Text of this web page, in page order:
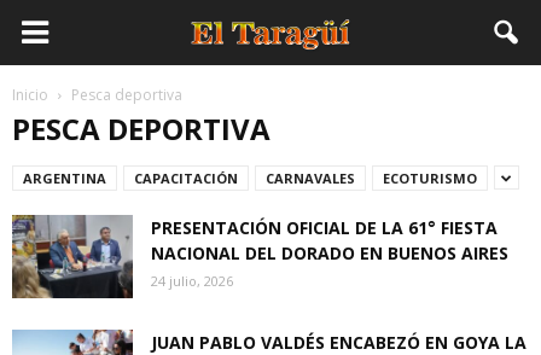
Inicio Pesca deportiva
PESCA DEPORTIVA
ARGENTINA CAPACITACIÓN CARNAVALES ECOTURISMO
PRESENTACIÓN OFICIAL DE LA 61° FIESTA
NACIONAL DEL DORADO EN BUENOS AIRES
24 julio, 2026
JUAN PABLO VALDÉS ENCABEZÓ EN GOYA LA